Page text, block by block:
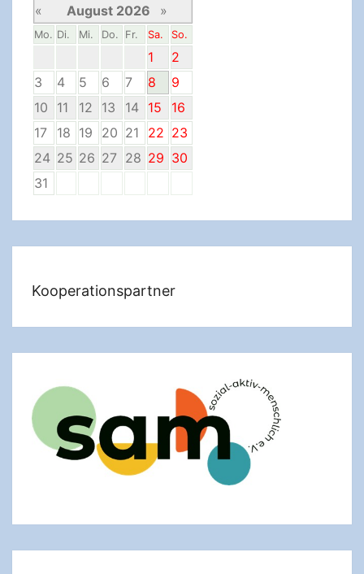
« August 2026 »
Mo. Di. Mi. Do. Fr. Sa. So.
1
2
3
4 5 6 7 8
9
10
11 12 13 14 15
16
17
18 19 20 21 22 23
24 25 26 27 28 29 30
31
Kooperationspartner